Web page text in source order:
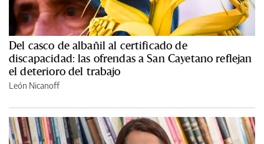
Del casco de albañil al certificado de
discapacidad: las ofrendas a San Cayetano reflejan
el deterioro del trabajo
León Nicanoff